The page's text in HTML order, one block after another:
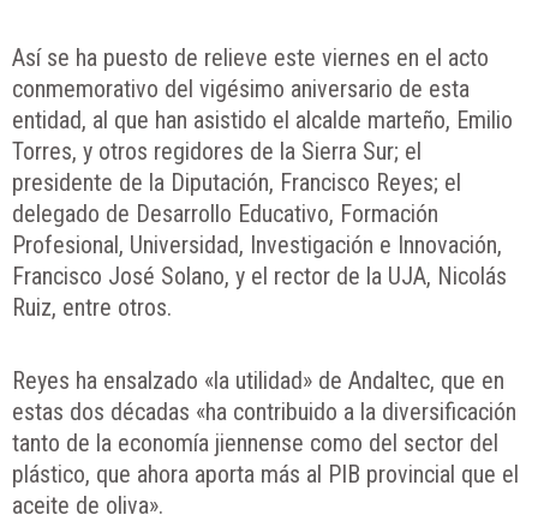
Así se ha puesto de relieve este viernes en el acto
conmemorativo del vigésimo aniversario de esta
entidad, al que han asistido el alcalde marteño, Emilio
Torres, y otros regidores de la Sierra Sur; el
presidente de la Diputación, Francisco Reyes; el
delegado de Desarrollo Educativo, Formación
Profesional, Universidad, Investigación e Innovación,
Francisco José Solano, y el rector de la UJA, Nicolás
Ruiz, entre otros.
Reyes ha ensalzado «la utilidad» de Andaltec, que en
estas dos décadas «ha contribuido a la diversificación
tanto de la economía jiennense como del sector del
plástico, que ahora aporta más al PIB provincial que el
aceite de oliva».